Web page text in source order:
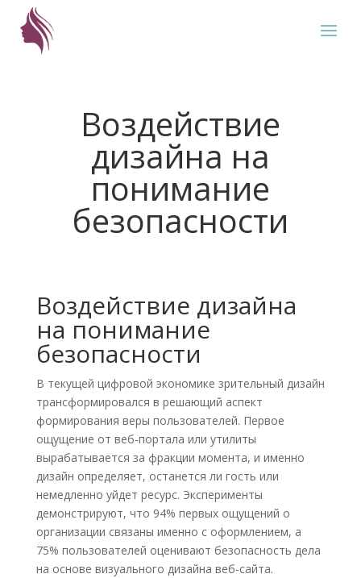
Воздействие
дизайна на
понимание
безопасности
Воздействие дизайна
на понимание
безопасности
В текущей цифровой экономике зрительный дизайн
трансформировался в решающий аспект
формирования веры пользователей. Первое
ощущение от веб-портала или утилиты
вырабатывается за фракции момента, и именно
дизайн определяет, останется ли гость или
немедленно уйдет ресурс. Эксперименты
демонстрируют, что 94% первых ощущений о
организации связаны именно с оформлением, а
75% пользователей оценивают безопасность дела
на основе визуального дизайна веб-сайта.